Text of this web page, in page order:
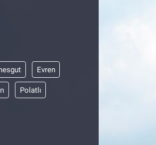
Evren
Polatlı